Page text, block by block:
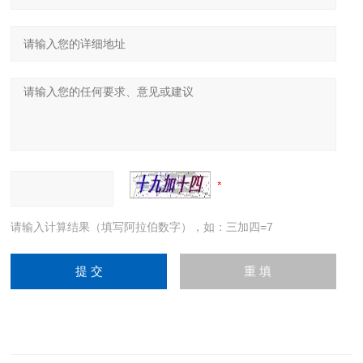
请输入计算结果（填写阿拉伯数字），如：三加四=7